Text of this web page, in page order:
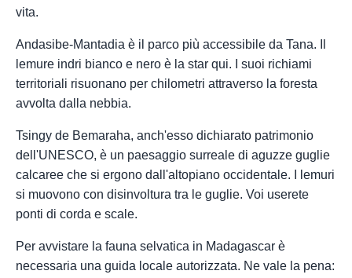
vita.
Andasibe-Mantadia è il parco più accessibile da Tana. Il
lemure indri bianco e nero è la star qui. I suoi richiami
territoriali risuonano per chilometri attraverso la foresta
avvolta dalla nebbia.
Tsingy de Bemaraha, anch'esso dichiarato patrimonio
dell'UNESCO, è un paesaggio surreale di aguzze guglie
calcaree che si ergono dall'altopiano occidentale. I lemuri
si muovono con disinvoltura tra le guglie. Voi userete
ponti di corda e scale.
Per avvistare la fauna selvatica in Madagascar è
necessaria una guida locale autorizzata. Ne vale la pena: